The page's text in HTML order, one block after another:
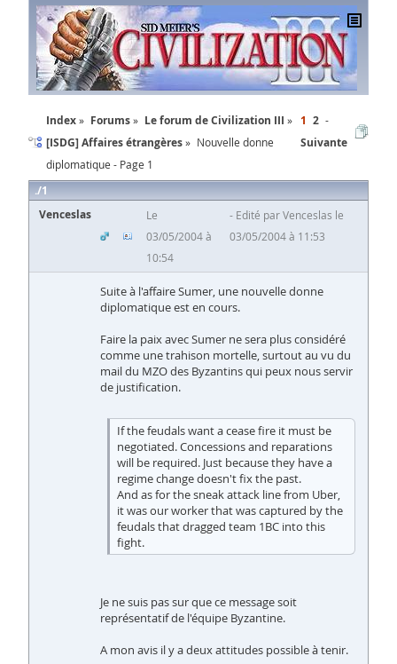
Index Forums
Le forum de Civilization III
[ISDG] Affaires étrangères
Nouvelle donne
diplomatique - Page 1
1 2
Suivante
1
Venceslas
Le
03/05/2004 à
10:54
Edité par Venceslas le
03/05/2004 à 11:53
Suite à l'affaire Sumer, une nouvelle donne
diplomatique est en cours.
Faire la paix avec Sumer ne sera plus considéré
comme une trahison mortelle, surtout au vu du
mail du MZO des Byzantins qui peux nous servir
de justification.
If the feudals want a cease fire it must be
negotiated. Concessions and reparations
will be required. Just because they have a
regime change doesn't fix the past.
And as for the sneak attack line from Uber,
it was our worker that was captured by the
feudals that dragged team 1BC into this
fight.
Je ne suis pas sur que ce message soit
représentatif de l'équipe Byzantine.
A mon avis il y a deux attitudes possible à tenir.